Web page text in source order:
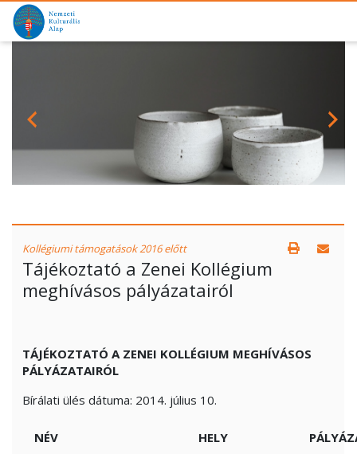
Kollégiumi támogatások 2016 előtt
Tájékoztató a Zenei Kollégium
meghívásos pályázatairól
TÁJÉKOZTATÓ A ZENEI KOLLÉGIUM MEGHÍVÁSOS
PÁLYÁZATAIRÓL
Bírálati ülés dátuma: 2014. július 10.
NÉV HELY